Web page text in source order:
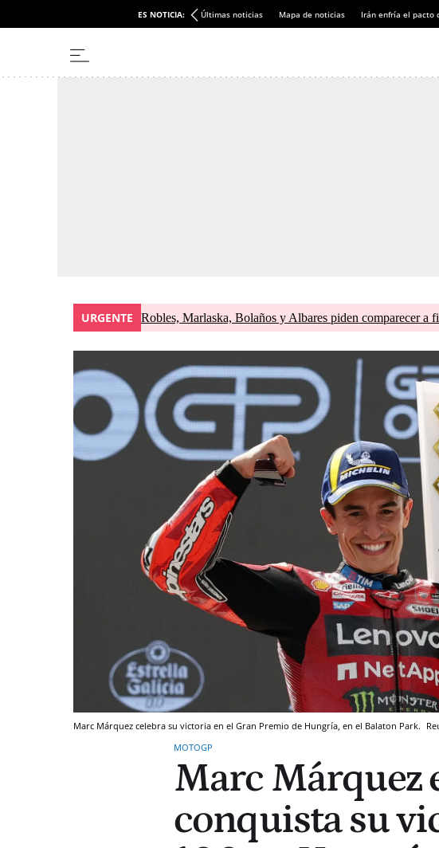
ES NOTICIA: Últimas noticias Mapa de noticias Irán enfría el pacto
URGENTE Robles, Marlaska, Bolaños y Albares piden comparecer a
Marc Márquez celebra su victoria en el Gran Premio de Hungría, en el Balaton Park.
MOTOGP
Marc Márquez
conquista su